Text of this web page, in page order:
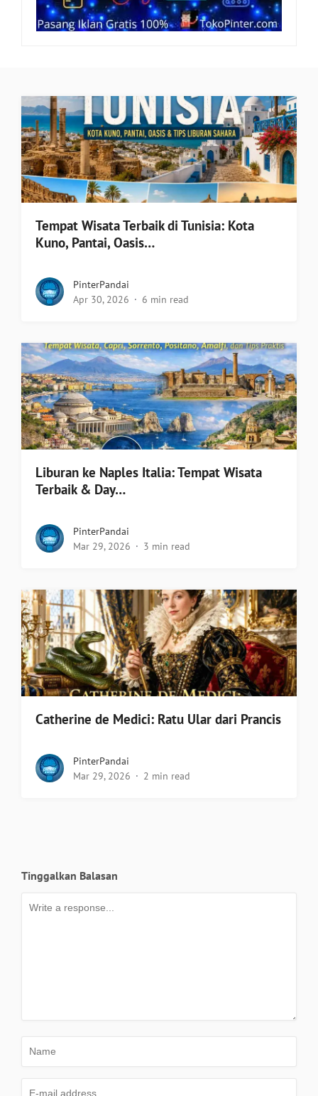
Tempat Wisata Terbaik di Tunisia: Kota
Kuno, Pantai, Oasis…
PinterPandai
Apr 30, 2026
6 min read
Liburan ke Naples Italia: Tempat Wisata
Terbaik & Day…
PinterPandai
Mar 29, 2026
3 min read
Catherine de Medici: Ratu Ular dari Prancis
PinterPandai
Mar 29, 2026
2 min read
Tinggalkan Balasan